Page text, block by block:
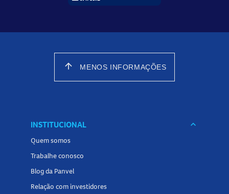
arrow_upward MENOS INFORMAÇÕES
INSTITUCIONAL keyboard_arrow_down
Quem somos
Trabalhe conosco
Blog da Panvel
Relação com investidores